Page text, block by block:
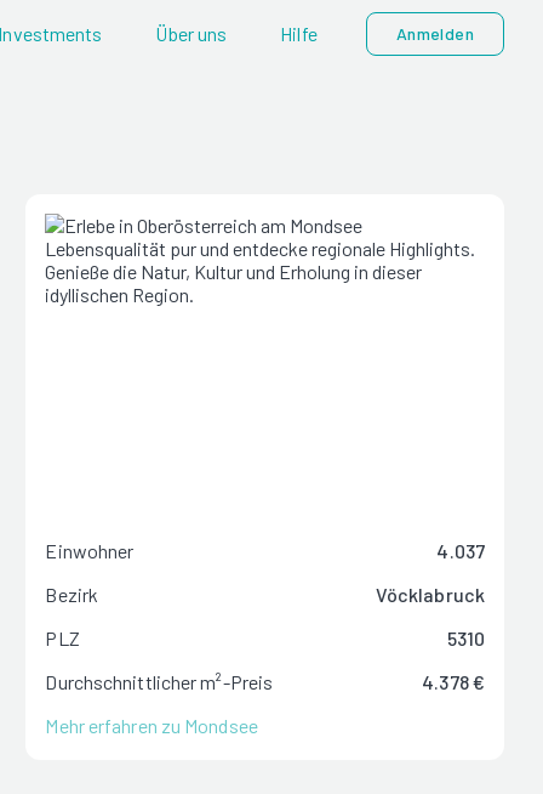
Investments Über uns Hilfe Anmelden
Einwohner
4.037
Bezirk
Vöcklabruck
PLZ
5310
Durchschnittlicher m²-Preis
4.378 €
Mehr erfahren zu Mondsee